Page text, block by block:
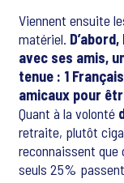
Viennent ensuite
matériel.
avec ses amis,
tenue : 1
amicaux pour
Quant à la volonté
retraite, plutôt
reconnaissent que
seuls 25%